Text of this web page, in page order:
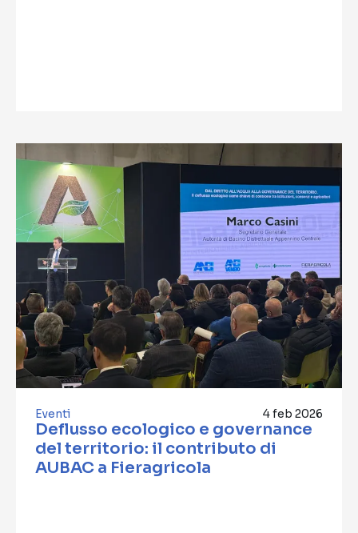
Eventi 4 feb 2026
Deflusso ecologico e governance
del territorio: il contributo di
AUBAC a Fieragricola